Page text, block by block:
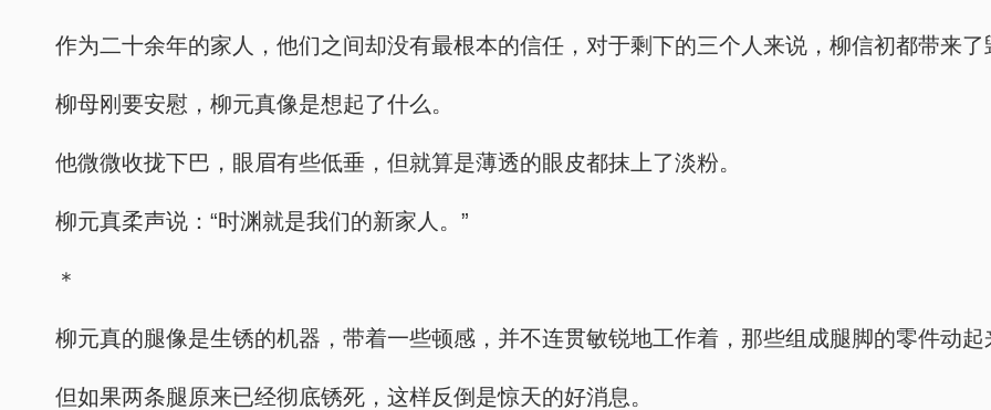
作为二十余年的家人，他们之间却没有最根本的信任，对于剩下的三个人来说，柳信初都带来了
柳母刚要安慰，柳元真像是想起了什么。
他微微收拢下巴，眼眉有些低垂，但就算是薄透的眼皮都抹上了淡粉。
柳元真柔声说：“时渊就是我们的新家人。”
＊
柳元真的腿像是生锈的机器，带着一些顿感，并不连贯敏锐地工作着，那些组成腿脚的零件动起
但如果两条腿原来已经彻底锈死，这样反倒是惊天的好消息。